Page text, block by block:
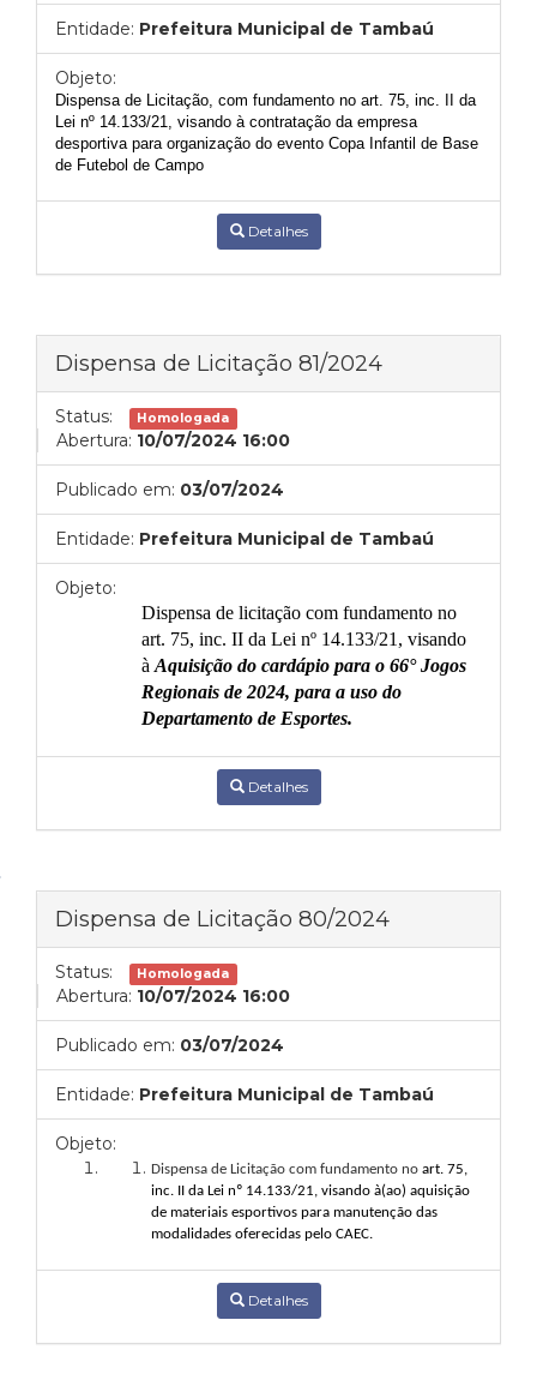
Entidade: Prefeitura Municipal de Tambaú
Objeto:
Dispensa de Licitação, com fundamento no art. 75, inc. II da
Lei nº 14.133/21, visando à contratação da empresa
desportiva para organização do evento Copa Infantil de Base
de Futebol de Campo
Detalhes
Dispensa de Licitação 81/2024
Status: Homologada
Abertura: 10/07/2024 16:00
Publicado em: 03/07/2024
Entidade: Prefeitura Municipal de Tambaú
Objeto:
Dispensa de licitação com fundamento no
art. 75, inc. II da Lei nº 14.133/21, visando
àAquisiçãodo cardápio para o 66° Jogos
Regionais de 2024, para a uso do
Departamento de Esportes.
Detalhes
Dispensa de Licitação 80/2024
Status: Homologada
Abertura: 10/07/2024 16:00
Publicado em: 03/07/2024
Entidade: Prefeitura Municipal de Tambaú
Objeto:
Dispensa de Licitação com fundamento no art. 75,
inc. II da Lei nº 14.133/21, visando à(ao) aquisição
de materiais esportivos para manutenção das
modalidades oferecidas pelo CAEC.
Detalhes